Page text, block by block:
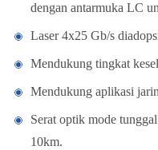
dengan antarmuka LC
Laser 4x25 Gb/s
Mendukung tingkat
Mendukung aplikasi
Serat optik mode
10km.